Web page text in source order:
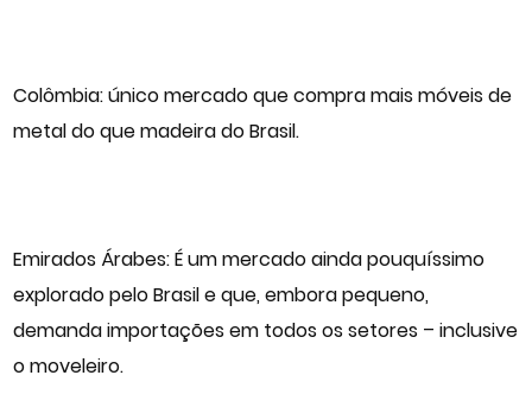
Colômbia: único mercado que compra mais móveis de
metal do que madeira do Brasil.
Emirados Árabes: É um mercado ainda pouquíssimo
explorado pelo Brasil e que, embora pequeno,
demanda importações em todos os setores – inclusive
o moveleiro.